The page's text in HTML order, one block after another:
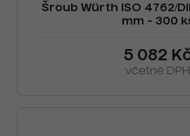
Šroub Würth ISO 4762/
mm - 300
5 082
včetně DPH